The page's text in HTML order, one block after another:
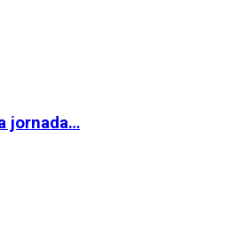
jornada…